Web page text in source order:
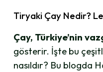
Tiryaki Çay Nedir?
Çay, Türkiye’nin
gösterir. İşte bu
nasıldır? Bu blogda